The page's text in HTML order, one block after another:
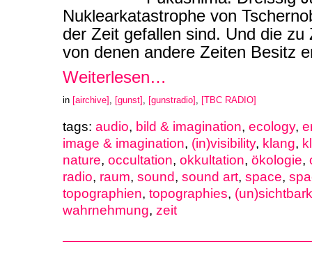
Nuklearkatastrophe von
der Zeit gefallen sind. Und die zu
von denen andere Zeiten Besitz
Weiterlesen…
in [airchive] , [gunst] , [gunstradio] , [TBC RADIO]
tags: audio, bild & imagination, ecology,
image & imagination, (in)visibility, klang,
nature, occultation, okkultation, ökologie,
radio, raum, sound, sound art, space,
topographien, topographies,
wahrnehmung, zeit